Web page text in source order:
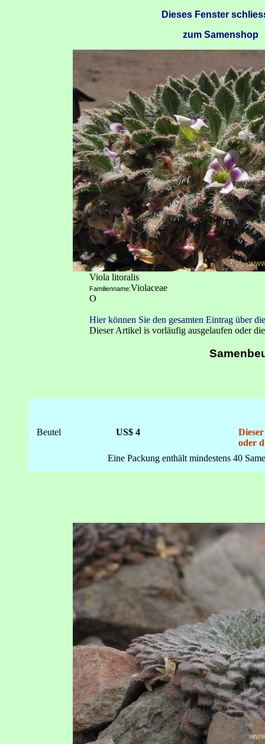
Dieses Fenster
zum Samenshop
Viola litoralis
Familienname:Violaceae
O
Hier können Sie den gesamten Eintrag über
Dieser Artikel is vorläufig ausgelaufen oder
Beutel US$ 4
oder
Eine Packung enthält mindestens 40